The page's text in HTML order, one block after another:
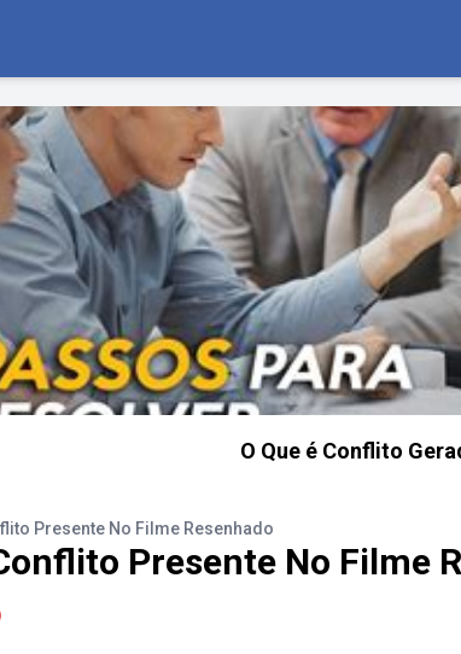
O Que é Conflito
Presente No Filme Resenhado
Presente No Filme